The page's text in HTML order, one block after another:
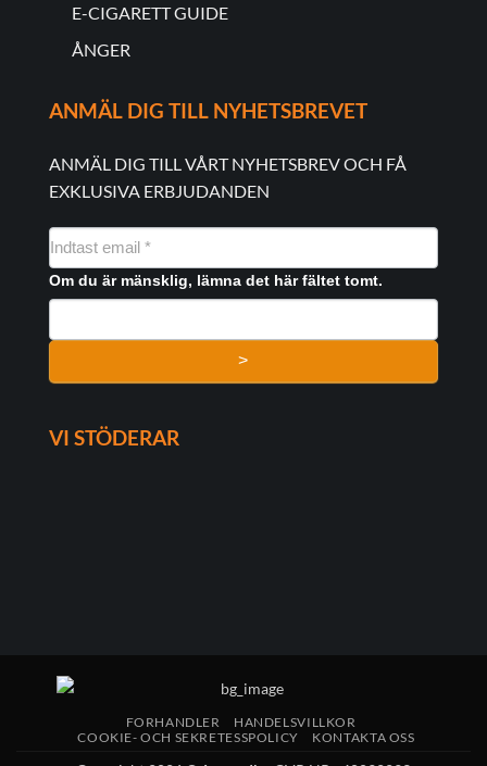
E-CIGARETT GUIDE
ÅNGER
ANMÄL DIG TILL NYHETSBREVET
ANMÄL DIG TILL VÅRT NYHETSBREV OCH FÅ
EXKLUSIVA ERBJUDANDEN
NYHEDSMAIL
FORMULAR
Om du är mänsklig, lämna det här fältet tomt.
>
VI STÖDERAR
FORHANDLER
HANDELSVILLKOR
COOKIE- OCH SEKRETESSPOLICY
KONTAKTA OSS